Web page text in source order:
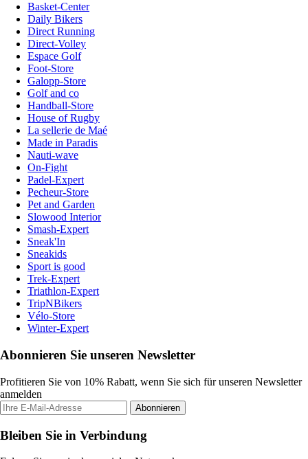
Basket-Center
Daily Bikers
Direct Running
Direct-Volley
Espace Golf
Foot-Store
Galopp-Store
Golf and co
Handball-Store
House of Rugby
La sellerie de Maé
Made in Paradis
Nauti-wave
On-Fight
Padel-Expert
Pecheur-Store
Pet and Garden
Slowood Interior
Smash-Expert
Sneak'In
Sneakids
Sport is good
Trek-Expert
Triathlon-Expert
TripNBikers
Vélo-Store
Winter-Expert
Abonnieren Sie unseren Newsletter
Profitieren Sie von 10% Rabatt, wenn Sie sich für unseren Newsletter
anmelden
Abonnieren
Bleiben Sie in Verbindung